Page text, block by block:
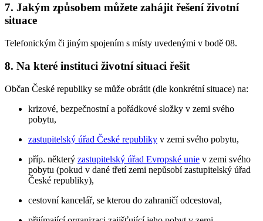
7. Jakým způsobem můžete zahájit řešení životní
situace
Telefonickým či jiným spojením s místy uvedenými v bodě 08.
8. Na které instituci životní situaci řešit
Občan České republiky se může obrátit (dle konkrétní situace) na:
krizové, bezpečnostní a pořádkové složky v zemi svého
pobytu,
zastupitelský úřad České republiky v zemi svého pobytu,
příp. některý zastupitelský úřad Evropské unie v zemi svého
pobytu (pokud v dané třetí zemi nepůsobí zastupitelský úřad
České republiky),
cestovní kancelář, se kterou do zahraničí odcestoval,